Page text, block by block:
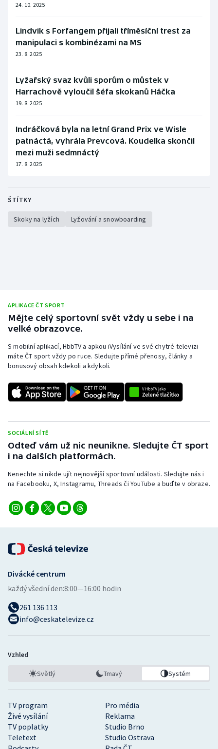
24. 10. 2025
Lindvik s Forfangem přijali tříměsíční trest za
manipulaci s kombinézami na MS
23. 8. 2025
Lyžařský svaz kvůli sporům o můstek v
Harrachově vyloučil šéfa skokanů Háčka
19. 8. 2025
Indráčková byla na letní Grand Prix ve Wisle
patnáctá, vyhrála Prevcová. Koudelka skončil
mezi muži sedmnáctý
17. 8. 2025
ŠTÍTKY
Skoky na lyžích Lyžování a snowboarding
APLIKACE ČT SPORT
Mějte celý sportovní svět vždy u sebe i na
velké obrazovce.
S mobilní aplikací, HbbTV a apkou iVysílání ve své chytré televizi
máte ČT sport vždy po ruce. Sledujte přímé přenosy, články a
bonusový obsah kdekoli a kdykoli.
SOCIÁLNÍ SÍTĚ
Odteď vám už nic neunikne. Sledujte ČT sport
i na dalších platformách.
Nenechte si nikde ujít nejnovější sportovní události. Sledujte nás i
na Facebooku, X, Instagramu, Threads či YouTube a buďte v obraze.
TV program
Pro média
Živé vysílání
Reklama
TV poplatky
Studio Brno
Teletext
Studio Ostrava
Divácké centrum
každý všední den:8:00—16:00 hodin
261 136 113
info@ceskatelevize.cz
Vzhled
Světlý Tmavý Systém